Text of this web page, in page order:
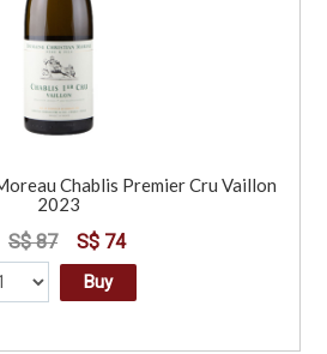
Chablis Premier Cru Vaillon
2023
S$ 87 S$ 74
Buy